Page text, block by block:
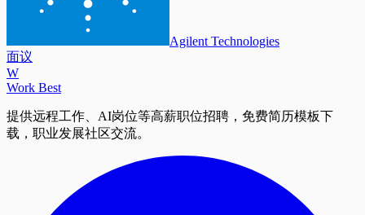
Agilent Technologies
面议
W
Work Best
提供远程工作、AI岗位等高薪职位招聘，免费简历模板下
载，职业发展社区交流。